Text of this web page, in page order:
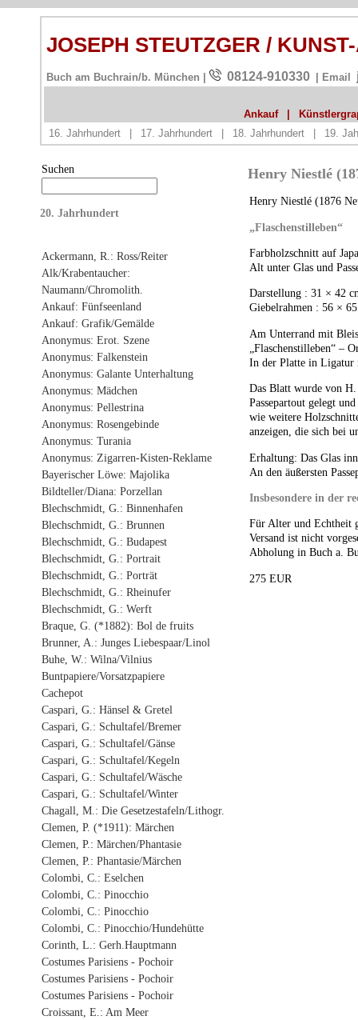
JOSEPH STEUTZGER /
Buch am Buchrain/b. München | 08124-910330 | Email
Ankauf
16. Jahrhundert
17. Jahrhundert 18. Jahrhundert 19.
Suchen
20. Jahrhundert
Ackermann, R.: Ross/Reiter
Alk/Krabentaucher:
Naumann/Chromolith.
Ankauf: Fünfseenland
Ankauf: Grafik/Gemälde
Anonymus: Erot. Szene
Anonymus: Falkenstein
Anonymus: Galante Unterhaltung
Anonymus: Mädchen
Anonymus: Pellestrina
Anonymus: Rosengebinde
Anonymus: Turania
Anonymus: Zigarren-Kisten-Reklame
Bayerischer Löwe: Majolika
Bildteller/Diana: Porzellan
Blechschmidt, G.: Binnenhafen
Blechschmidt, G.: Brunnen
Blechschmidt, G.: Budapest
Blechschmidt, G.: Portrait
Blechschmidt, G.: Porträt
Blechschmidt, G.: Rheinufer
Blechschmidt, G.: Werft
Braque, G. (*1882): Bol de fruits
Brunner, A.: Junges Liebespaar/Linol
Buhe, W.: Wilna/Vilnius
Buntpapiere/Vorsatzpapiere
Cachepot
Caspari, G.: Hänsel & Gretel
Caspari, G.: Schultafel/Bremer
Caspari, G.: Schultafel/Gänse
Caspari, G.: Schultafel/Kegeln
Caspari, G.: Schultafel/Wäsche
Caspari, G.: Schultafel/Winter
Chagall, M.: Die Gesetzestafeln/Lithogr.
Clemen, P. (*1911): Märchen
Clemen, P.: Märchen/Phantasie
Clemen, P.: Phantasie/Märchen
Colombi, C.: Eselchen
Colombi, C.: Pinocchio
Colombi, C.: Pinocchio
Colombi, C.: Pinocchio/Hundehütte
Corinth, L.: Gerh.Hauptmann
Costumes Parisiens - Pochoir
Costumes Parisiens - Pochoir
Costumes Parisiens - Pochoir
Croissant, E.: Am Meer
Henry Niestlé
Henry Niestlé (1876
„Flaschenstilleben“
Farbholzschnitt auf
Alt unter Glas und
Darstellung : 31 × 42
Giebelrahmen : 56 ×
Am Unterrand mit
„Flaschenstilleben“ –
In der Platte in
Das Blatt wurde von
Passepartout gelegt
wie weitere
anzeigen, die sich bei
Erhaltung: Das Glas
An den äußersten
Insbesondere in der
Für Alter und Echtheit
Versand ist nicht
Abholung in Buch a.
275 EUR